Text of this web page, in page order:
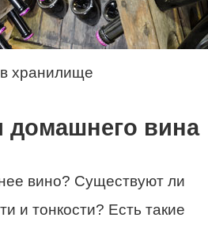
хранилище
домашнего вина
вино? Существуют ли
и тонкости? Есть такие